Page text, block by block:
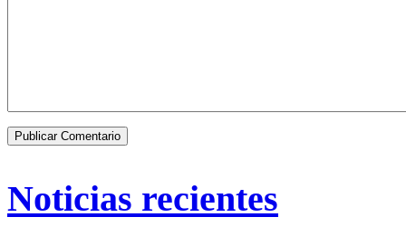
Noticias recientes